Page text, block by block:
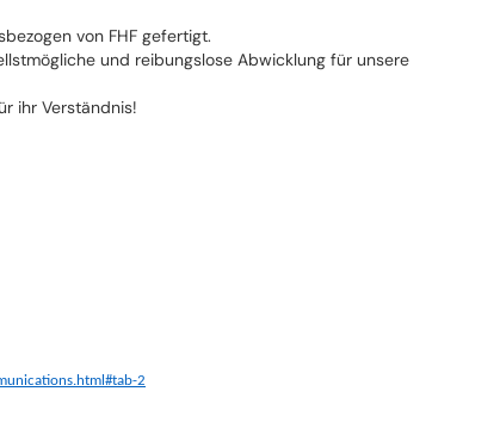
von FHF gefertigt.
und reibungslose Abwicklung für unsere
ihr Verständnis!
2